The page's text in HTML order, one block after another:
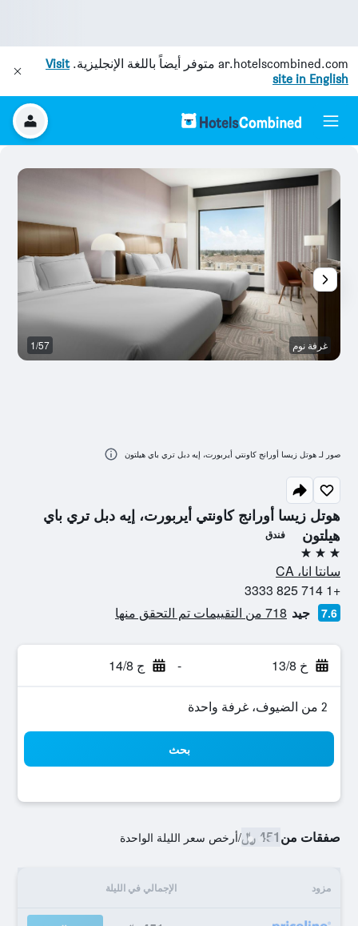
ar.hotelscombined.com متوفر أيضاً باللغة الإنجليزية.Visit
site in English
هوتل زيسا أورانج كاونتي أيربورت، إيه دبل تري باي
هيلتون
فندق
3 نجوم
سانتا انا، CA
+1 714 825 3333
7.6 جيد 718 من التقييمات تم التحقق منها
خ 13/8 - ج 14/8
2 من الضيوف، غرفة واحدة
بحث
صفقات من451 ﷼ /أرخص سعر الليلة الواحدة
مزود الإجمالي في الليلة
غرفة نوم 1/57
صور لـ هوتل زيسا أورانج كاونتي أيربورت، إيه دبل تري باي هيلتون